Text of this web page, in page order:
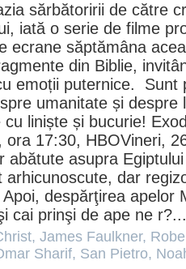
sărbătoririi de către
iată o serie de filme
ecrane săptămâna
din Biblie,
emoții puternice. Sunt
umanitate și despre
liniște și bucurie!
ora 17:30, HBOVineri,
abătute asupra
arhicunoscute, dar
despărţirea apelor
cai prinşi de ape ne
, James Faulkner,
Sharif, San Pietro,